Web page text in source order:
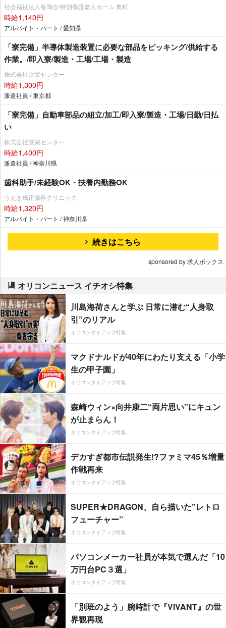
社会福祉法人春岡会/特別養護老人ホーム 奥町
時給1,140円
アルバイト・パート / 愛知県
「寮完備」半導体製造装置に必要な部品をピッキング/供給する
作業。/即入寮/製造・工場/工場・製造
株式会社京栄センター
時給1,300円
派遣社員 / 東京都
「寮完備」自動車部品の組立/加工/即入寮/製造・工場/日勤/日払
い
株式会社京栄センター
時給1,400円
派遣社員 / 神奈川県
歯科助手/未経験OK・扶養内勤務OK
うえき矯正歯科クリニック
時給1,320円
アルバイト・パート / 神奈川県
続きはこちら
sponsored by 求人ボックス
オリコンニュース イチオシ特集
川島海荷さんと学ぶ 日常に潜む“人身取
引”のリアル
オリコンタイアップ特集
マクドナルドが40年にわたり支える「小学
生の甲子園」
オリコンタイアップ特集
森崎ウィン×向井康二“両片思い”にキュン
が止まらん！
オリコンタイアップ特集
デカすぎ都市伝説発生!?ファミマ45％増量
作戦再来
オリコンタイアップ特集
SUPER★DRAGON、自ら描いた”レトロ
フューチャー”
オリコンタイアップ特集
パソコンメーカー社員が本気で選んだ「10
万円台PC３選」
オリコンタイアップ特集
「別班のよう」腕時計で『VIVANT』の世
界観再現